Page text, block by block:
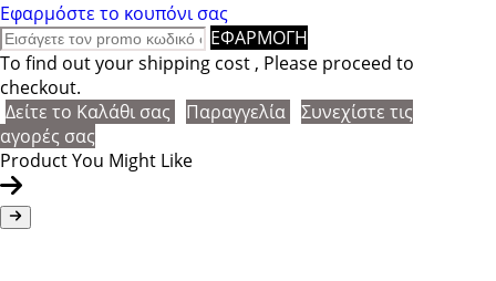
Εφαρμόστε το κουπόνι σας
ΕΦΑΡΜΟΓΗ
To find out your shipping cost , Please proceed to
checkout.
Δείτε το Καλάθι σας
Παραγγελία
Συνεχίστε τις
αγορές σας
Product You Might Like